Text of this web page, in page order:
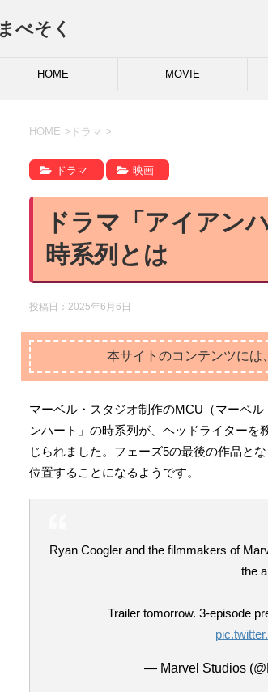
まべそく
HOME MOVIE
HOME > ドラマ >
ドラマ 映画
ドラマ「アイアン
時系列とは
投稿日： 2025年6月6日
本サイトのコンテンツには
マーベル・スタジオ制作のMCU（マーベ
ンハート」の時系列が、ヘッドライターを
じられました。フェーズ5の最後の作品と
位置することになるようです。
Ryan Coogler and the filmmakers of
the
Trailer tomorrow. 3-episode
— Marvel Studios